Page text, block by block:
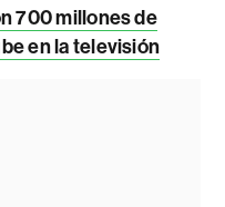
700 millones de
en la televisión